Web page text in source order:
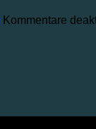
Kommentare